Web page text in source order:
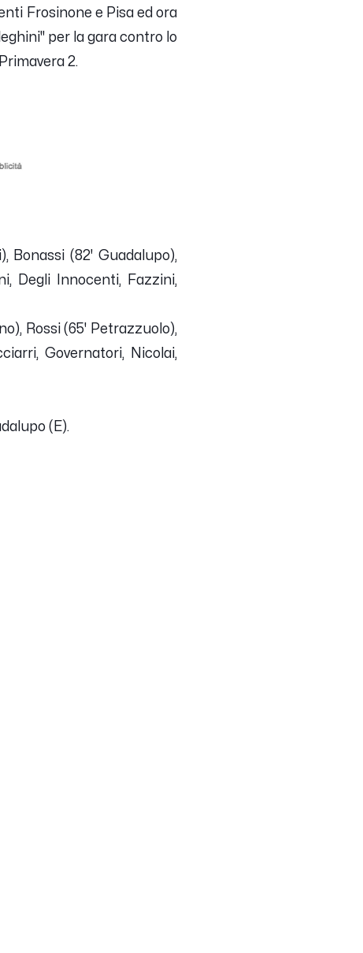
Frosinone e Pisa ed ora
per la gara contro lo
2.
Bonassi (82' Guadalupo),
Degli Innocenti, Fazzini,
Rossi (65' Petrazzuolo),
Governatori, Nicolai,
(E).